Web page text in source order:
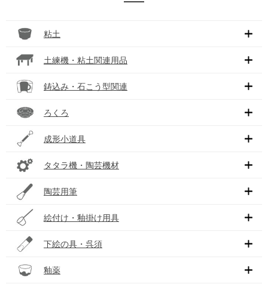
粘土
土練機・粘土関連用品
鋳込み・石こう型関連
ろくろ
成形小道具
タタラ機・陶芸機材
陶芸用筆
絵付け・釉掛け用具
下絵の具・呉須
釉薬